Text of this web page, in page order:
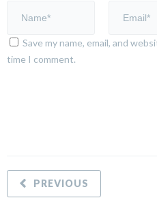
Save my name, email, and
time I comment.
PREVIOUS